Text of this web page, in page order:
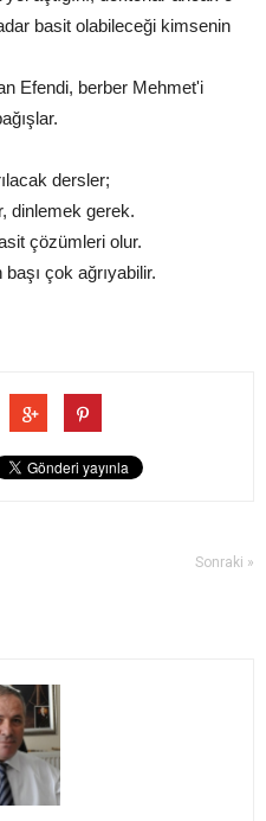
basit olabileceği kimsenin
Efendi, berber Mehmet'i
dersler;
dinlemek gerek.
çözümleri olur.
çok ağrıyabilir.
Sonraki »